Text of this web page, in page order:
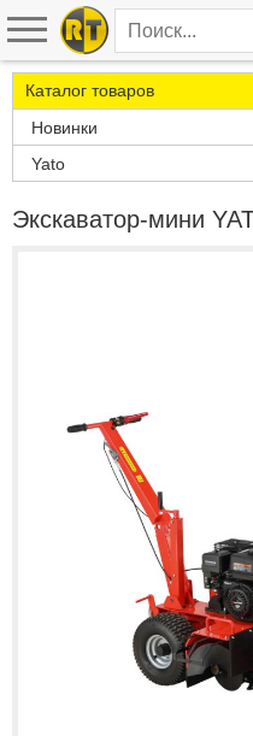
Каталог товаров
Новинки
Yato
Экскаватор-мини